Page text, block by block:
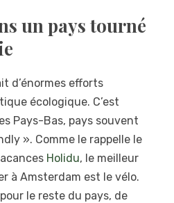
un pays tourné
d’énormes efforts
écologique. C’est
Pays-Bas, pays souvent
». Comme le rappelle le
Holidu, le meilleur
à Amsterdam est le vélo.
le reste du pays, de